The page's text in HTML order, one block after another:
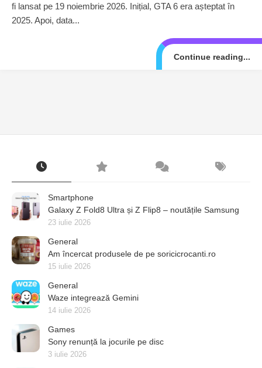
fi lansat pe 19 noiembrie 2026. Inițial, GTA 6 era așteptat în
2025. Apoi, data...
Continue reading...
Smartphone
Galaxy Z Fold8 Ultra și Z Flip8 – noutățile Samsung
23 iulie 2026
General
Am încercat produsele de pe soricicrocanti.ro
15 iulie 2026
General
Waze integrează Gemini
14 iulie 2026
Games
Sony renunță la jocurile pe disc
3 iulie 2026